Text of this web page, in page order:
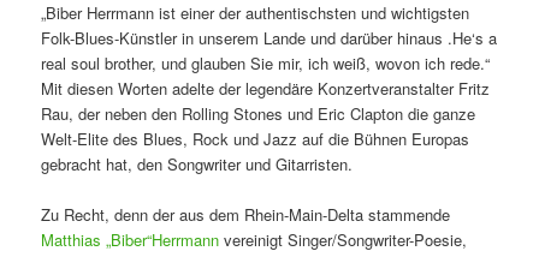
„Biber Herrmann ist einer der authentischsten und wichtigsten
Folk-Blues-Künstler in unserem Lande und darüber hinaus .He‘s a
real soul brother, und glauben Sie mir, ich weiß, wovon ich rede.“
Mit diesen Worten adelte der legendäre Konzertveranstalter Fritz
Rau, der neben den Rolling Stones und Eric Clapton die ganze
Welt-Elite des Blues, Rock und Jazz auf die Bühnen Europas
gebracht hat, den Songwriter und Gitarristen.
Zu Recht, denn der aus dem Rhein-Main-Delta stammende
Matthias „Biber“Herrmannvereinigt Singer/Songwriter-Poesie,